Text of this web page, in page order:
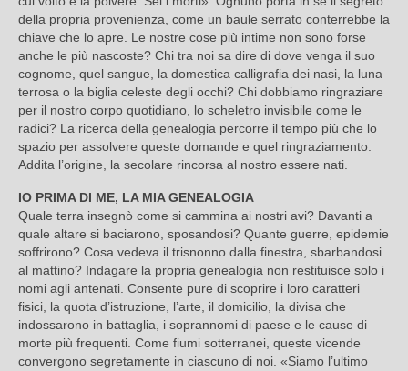
della propria provenienza, come un baule serrato conterrebbe la
chiave che lo apre. Le nostre cose più intime non sono forse
anche le più nascoste? Chi tra noi sa dire di dove venga il suo
cognome, quel sangue, la domestica calligrafia dei nasi, la luna
terrosa o la biglia celeste degli occhi? Chi dobbiamo ringraziare
per il nostro corpo quotidiano, lo scheletro invisibile come le
radici? La ricerca della genealogia percorre il tempo più che lo
spazio per assolvere queste domande e quel ringraziamento.
Addita l’origine, la secolare rincorsa al nostro essere nati.
IO PRIMA DI ME, LA MIA GENEALOGIA
Quale terra insegnò come si cammina ai nostri avi? Davanti a
quale altare si baciarono, sposandosi? Quante guerre, epidemie
soffrirono? Cosa vedeva il trisnonno dalla finestra, sbarbandosi
al mattino? Indagare la propria genealogia non restituisce solo i
nomi agli antenati. Consente pure di scoprire i loro caratteri
fisici, la quota d’istruzione, l’arte, il domicilio, la divisa che
indossarono in battaglia, i soprannomi di paese e le cause di
morte più frequenti. Come fiumi sotterranei, queste vicende
convergono segretamente in ciascuno di noi. «Siamo l’ultimo